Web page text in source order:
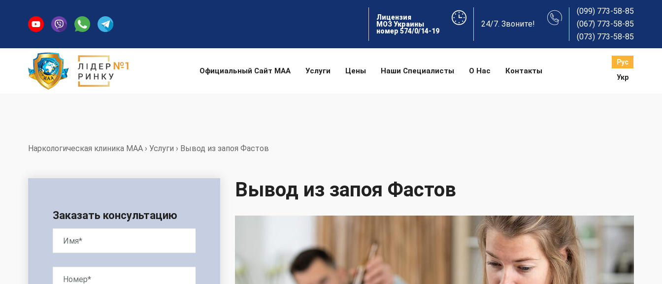
Лицензия
МОЗ Украины
номер 574/0/14-19
24/7. Звоните!
(099) 773-58-85
(067) 773-58-85
(073) 773-58-85
Официальный Сайт МАА Услуги Цены Наши Специалисты О Нас Контакты
Рус
Укр
Наркологическая клиника МАА › Услуги › Вывод из запоя Фастов
Заказать консультацию
Вывод из запоя Фастов